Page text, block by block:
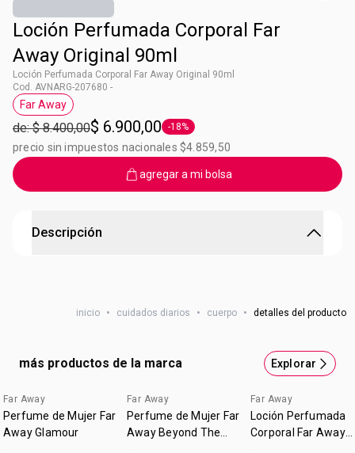
Loción Perfumada Corporal Far
Away Original 90ml
Loción Perfumada Corporal Far Away Original 90ml
Cod. AVNARG-207680 -
Etiqueta Far Away
Far Away
de: $ 8.400,00$ 6.900,00 Etiqueta -18%
-18%
precio sin impuestos nacionales $4.859,50
agregar a mi bolsa
Descripción
inicio • cuidados diarios • cuerpo • detalles del producto
más productos de la marca Explorar
Far Away
Perfume de Mujer Far
Away Glamour
Far Away
Perfume de Mujer Far
Away Beyond The
Far Away
Loción Perfumada
Corporal Far Away